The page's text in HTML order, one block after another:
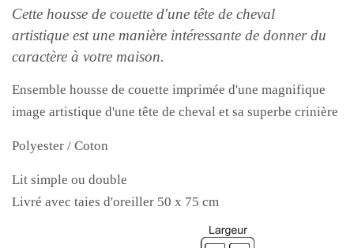
Cette housse de couette d'une tête de cheval
artistique est une manière intéressante de donner du
caractère à votre maison.
Ensemble housse de couette imprimée d'une magnifique
image artistique d'une tête de cheval et sa superbe crinière
Polyester / Coton
Lit simple ou double
Livré avec taies d'oreiller 50 x 75 cm